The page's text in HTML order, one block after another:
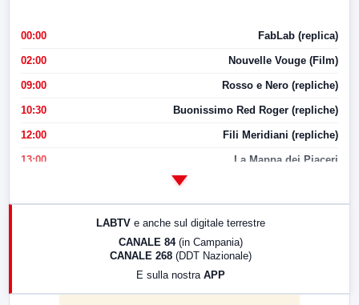
00:00 FabLab (replica)
02:00 Nouvelle Vouge (Film)
09:00 Rosso e Nero (repliche)
10:30 Buonissimo Red Roger (repliche)
12:00 Fili Meridiani (repliche)
13:00 La Mappa dei Piaceri
LABTV e anche sul digitale terrestre
CANALE 84 (in Campania)
CANALE 268 (DDT Nazionale)
E sulla nostra APP